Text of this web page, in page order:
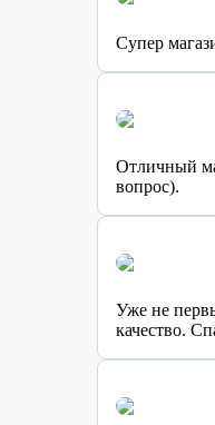
Супер
Отличный
вопрос).
Уже не
качество.